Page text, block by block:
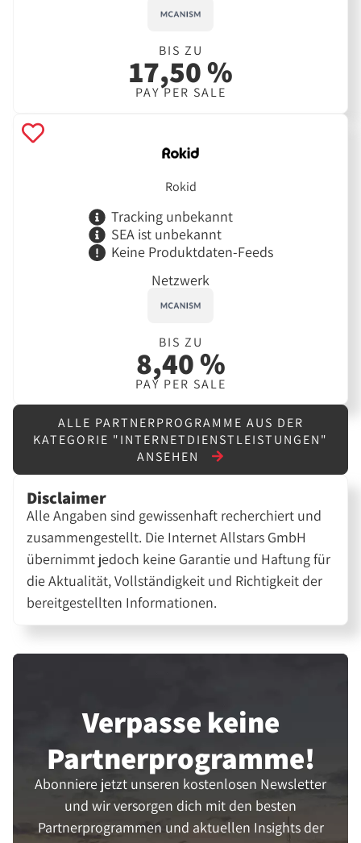
BIS ZU
17,50 %
PAY PER SALE
Rokid
Tracking unbekannt
SEA ist unbekannt
Keine Produktdaten-Feeds
Netzwerk
BIS ZU
8,40 %
PAY PER SALE
ALLE PARTNERPROGRAMME AUS DER
KATEGORIE "INTERNETDIENSTLEISTUNGEN"
ANSEHEN
Disclaimer
Alle Angaben sind gewissenhaft recherchiert und
zusammengestellt. Die Internet Allstars GmbH
übernimmt jedoch keine Garantie und Haftung für
die Aktualität, Vollständigkeit und Richtigkeit der
bereitgestellten Informationen.
Verpasse keine
Partner­programme!
Abonniere jetzt unseren kostenlosen Newsletter
und wir versorgen dich mit den besten
Partnerprogrammen und aktuellen Insights der